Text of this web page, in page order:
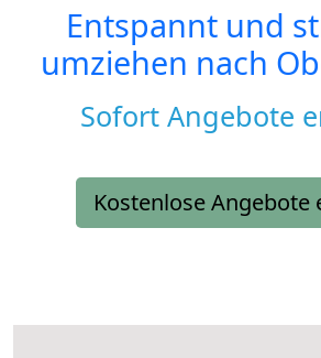
Entspannt und
umziehen nach
Sofort Angebote
Kostenlose Angebote